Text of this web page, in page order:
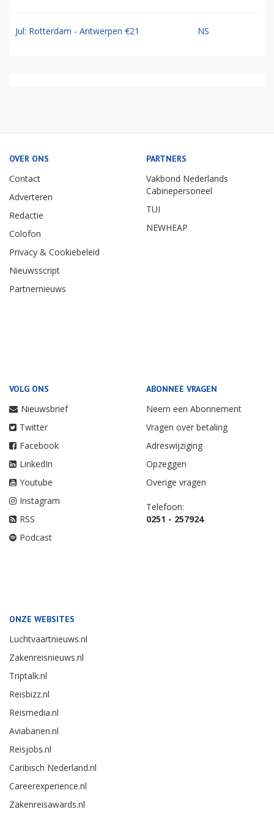
Jul: Rotterdam - Antwerpen €21 NS
OVER ONS
Contact
Adverteren
Redactie
Colofon
Privacy & Cookiebeleid
Nieuwsscript
Partnernieuws
PARTNERS
Vakbond Nederlands
Cabinepersoneel
TUI
NEWHEAP
VOLG ONS
Nieuwsbrief
Twitter
Facebook
LinkedIn
Youtube
Instagram
RSS
Podcast
ABONNEE VRAGEN
Neem een Abonnement
Vragen over betaling
Adreswijziging
Opzeggen
Overige vragen
Telefoon:
0251 - 257924
ONZE WEBSITES
Luchtvaartnieuws.nl
Zakenreisnieuws.nl
Triptalk.nl
Reisbizz.nl
Reismedia.nl
Aviabanen.nl
Reisjobs.nl
Caribisch Nederland.nl
Careerexperience.nl
Zakenreisawards.nl